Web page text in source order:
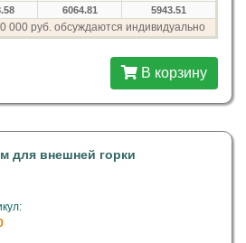
6064.81 5943.51
000 руб. обсуждаются индивидуально
В корзину
для внешней горки